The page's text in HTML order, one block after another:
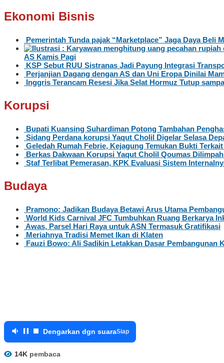
Ekonomi Bisnis
Pemerintah Tunda pajak “Marketplace” Jaga Daya Beli
AS Kamis Pagi
KSP Sebut RUU Sistranas Jadi Payung Integrasi
Perjanjian Dagang dengan AS dan Uni Eropa Dinilai
Inggris Terancam Resesi Jika Selat Hormuz Tutup
Korupsi
Bupati Kuansing Suhardiman Potong Tambahan
Sidang Perdana korupsi Yaqut Cholil Digelar Selasa
Geledah Rumah Febrie, Kejagung Temukan Bukti Terkait
Berkas Dakwaan Korupsi Yaqut Cholil Qoumas
Staf Terlibat Pemerasan, KPK Evaluasi Sistem
Budaya
Pramono: Jadikan Budaya Betawi Arus Utama
World Kids Carnival JFC Tumbuhkan Ruang Berkarya
Awas, Parsel Hari Raya untuk ASN Termasuk Gratifikasi
Meriahnya Tradisi Memet Ikan di Klaten
Fauzi Bowo: Ali Sadikin Letakkan Dasar Pembangunan
Dengarkan dgn suaraSiap
14K pembaca